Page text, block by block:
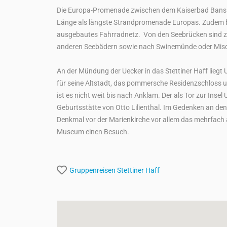
Die Europa-Promenade zwischen dem Kaiserbad
Länge als längste Strandpromenade Europas. Zudem
ausgebautes Fahrradnetz. Von den Seebrücken sind
anderen Seebädern sowie nach Swinemünde oder
An der Mündung der Uecker in das Stettiner Haff liegt
für seine Altstadt, das pommersche Residenzschloss
ist es nicht weit bis nach Anklam. Der als Tor zur Insel
Geburtsstätte von Otto Lilienthal. Im Gedenken an
Denkmal vor der Marienkirche vor allem das
Museum einen Besuch.
Gruppenreisen Stettiner Haff